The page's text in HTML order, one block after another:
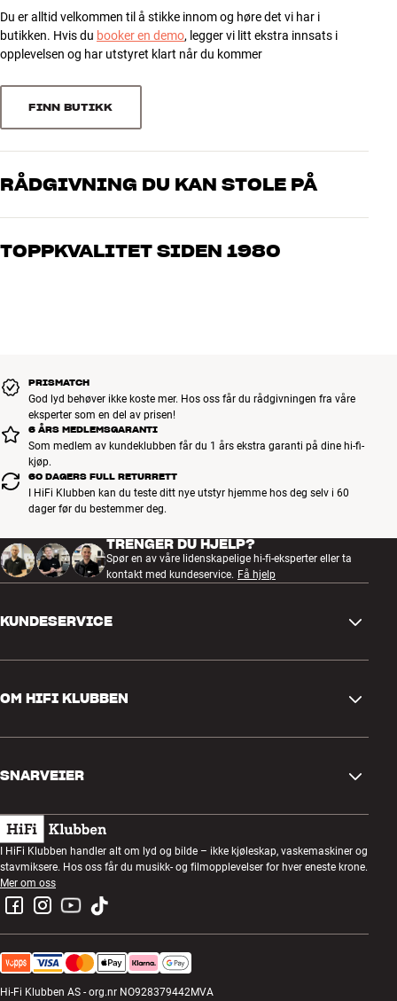
De nye 800 Series Diamond D5 kan oppleves fra 15. september i
følgende HiFi Klubben-butikker:
Lagunen
Mer fra Bowers & Wilkins
Du er alltid velkommen til å stikke innom og høre det vi har i
butikken. Hvis du booker en demo, legger vi litt ekstra innsats i
opplevelsen og har utstyret klart når du kommer
FINN BUTIKK
RÅDGIVNING DU KAN STOLE PÅ
Våre medarbeidere er ekte entusiaster som kjenner produktene og
Fortell oss hva du drømmer om, så finner vi løsningen som passer
TOPPKVALITET SIDEN 1980
PRISMATCH
God lyd behøver ikke koste mer. Hos oss får du rådgivningen fra våre
eksperter som en del av prisen!
6 ÅRS MEDLEMSGARANTI
Som medlem av kundeklubben får du 1 års ekstra garanti på dine hi-fi-
kjøp.
60 DAGERS FULL RETURRETT
I HiFi Klubben kan du teste ditt nye utstyr hjemme hos deg selv i 60
dager før du bestemmer deg.
TRENGER DU HJELP?
Spør en av våre lidenskapelige hi-fi-eksperter eller ta
kontakt med kundeservice. Få hjelp
KUNDESERVICE
Retur og reklamasjon
Angre på bestilling
Handelsbetingelser
Personvernpolicy
OM HIFI KLUBBEN
Kundeklubb
Lyttekveld
Konkurranser
Jobb i HiFi Klubben
SNARVEIER
Gavekort
Bygg med lyd
Montering og installasjon
Retur av el-avfall
Produktanmeldelser
I HiFi Klubben handler alt om lyd og bilde – ikke kjøleskap, vaskemaskiner og
stavmiksere. Hos oss får du musikk- og filmopplevelser for hver eneste krone.
Mer om oss
Hi-Fi Klubben AS - org.nr NO928379442MVA